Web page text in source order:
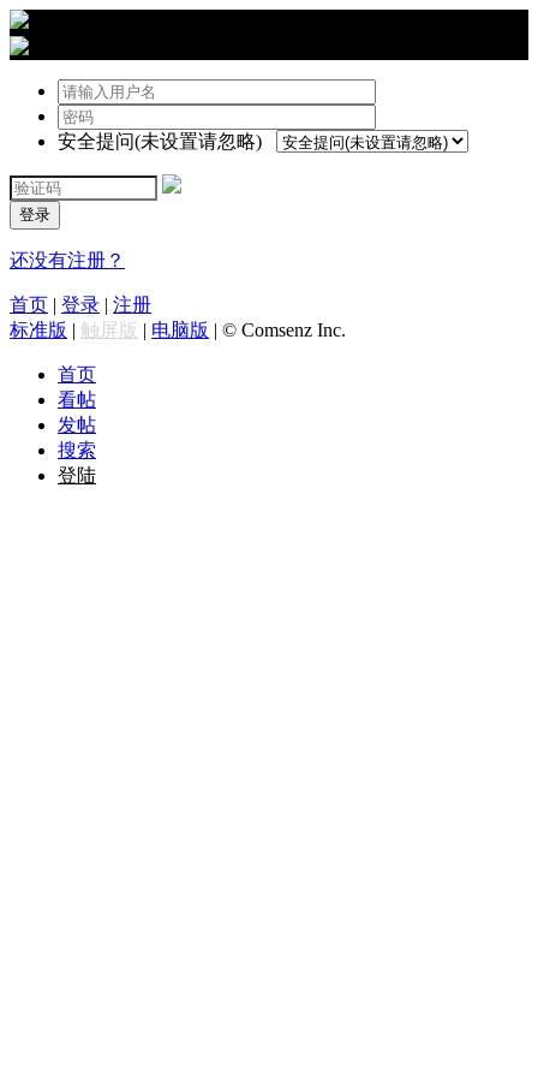
安全提问(未设置请忽略)
登录
还没有注册？
首页 | 登录 | 注册
标准版 | 触屏版 | 电脑版 | © Comsenz Inc.
首页
看帖
发帖
搜索
登陆